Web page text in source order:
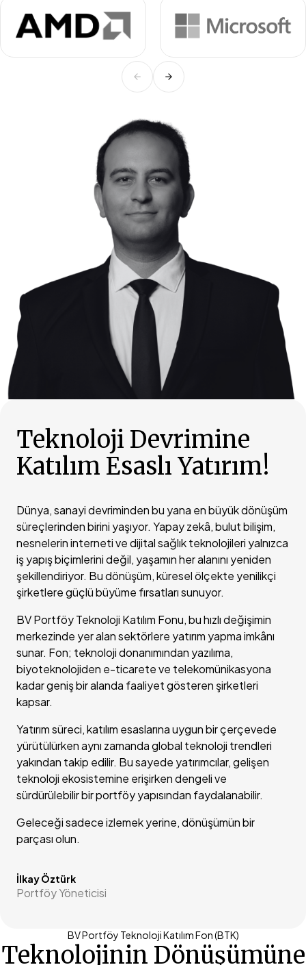
Teknoloji Devrimine
Katılım Esaslı Yatırım!
Dünya, sanayi devriminden bu yana en büyük dönüşüm
süreçlerinden birini yaşıyor. Yapay zekâ, bulut bilişim,
nesnelerin interneti ve dijital sağlık teknolojileri yalnızca
iş yapış biçimlerini değil, yaşamın her alanını yeniden
şekillendiriyor. Bu dönüşüm, küresel ölçekte yenilikçi
şirketlere güçlü büyüme fırsatları sunuyor.
BV Portföy Teknoloji Katılım Fonu, bu hızlı değişimin
merkezinde yer alan sektörlere yatırım yapma imkânı
sunar. Fon; teknoloji donanımından yazılıma,
biyoteknolojiden e-ticarete ve telekomünikasyona
kadar geniş bir alanda faaliyet gösteren şirketleri
kapsar.
Yatırım süreci, katılım esaslarına uygun bir çerçevede
yürütülürken aynı zamanda global teknoloji trendleri
yakından takip edilir. Bu sayede yatırımcılar, gelişen
teknoloji ekosistemine erişirken dengeli ve
sürdürülebilir bir portföy yapısından faydalanabilir.
Geleceği sadece izlemek yerine, dönüşümün bir
parçası olun.
İlkay Öztürk
Portföy Yöneticisi
BV Portföy Teknoloji Katılım Fon (BTK)
Teknolojinin Dönüşümüne